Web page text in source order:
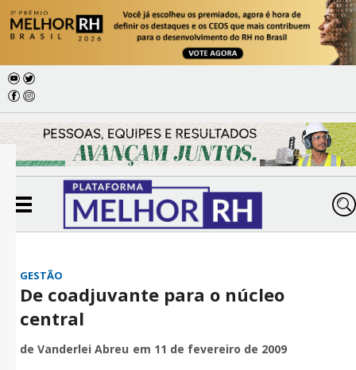
GESTÃO
De coadjuvante para o núcleo
central
de Vanderlei Abreu em 11 de fevereiro de 2009